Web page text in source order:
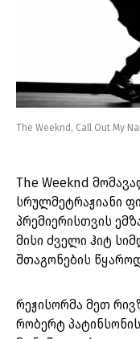
The Weeknd, Call Out My
The Weeknd
სრულმეტრაჟიანი
პრემიერისთვის
მისი ძველი ჰიტ
შთაგონების
რეჟისორმა მეთ
რობერტ